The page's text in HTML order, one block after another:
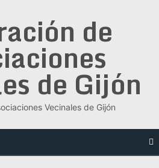
de
de Gijón
Vecinales de Gijón